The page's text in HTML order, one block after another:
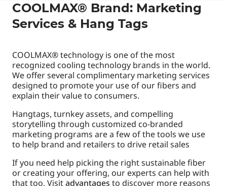
COOLMAX® Brand: Marketing
Services & Hang Tags
COOLMAX® technology is one of the most
recognized cooling technology brands in the world.
We offer several complimentary marketing services
designed to promote your use of our fibers and
explain their value to consumers.
Hangtags, turnkey assets, and compelling
storytelling through customized co-branded
marketing programs are a few of the tools we use
to help brand and retailers to drive retail sales
If you need help picking the right sustainable fiber
or creating your offering, our experts can help with
that too. Visitadvantages to discover more reasons